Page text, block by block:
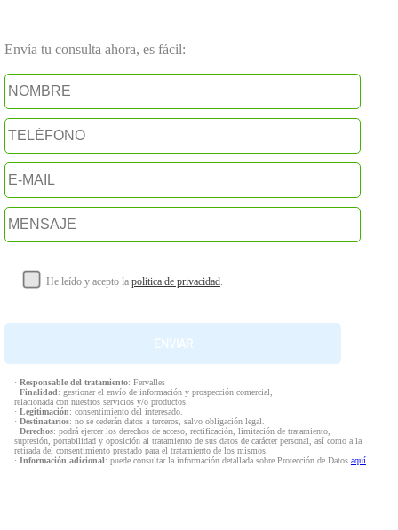
Envía tu consulta ahora, es fácil:
He leído y acepto la política de privacidad.
· Responsable del tratamiento: Fervalles
· Finalidad: gestionar el envío de información y prospección comercial,
relacionada con nuestros servicios y/o productos.
· Legitimación: consentimiento del interesado.
· Destinatarios: no se cederán datos a terceros, salvo obligación legal.
· Derechos: podrá ejercer los derechos de acceso, rectificación, limitación de tratamiento,
supresión, portabilidad y oposición al tratamiento de sus datos de carácter personal, así como a la
retirada del consentimiento prestado para el tratamiento de los mismos.
· Información adicional: puede consultar la información detallada sobre Protección de Datos aquí.